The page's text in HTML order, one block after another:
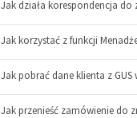
+
Jak działa korespondencja
Jak korzystać z funkcji
Jak pobrać dane klienta z GUS
Jak przenieść zamówienie do